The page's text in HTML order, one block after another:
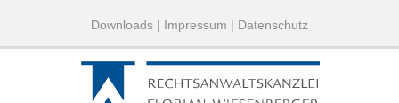
Downloads | Impressum | Datenschutz